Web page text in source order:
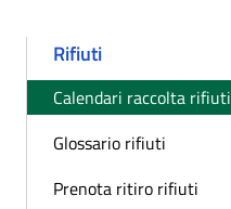
Rifiuti
Calendari raccolta rifiuti
Glossario rifiuti
Prenota ritiro rifiuti